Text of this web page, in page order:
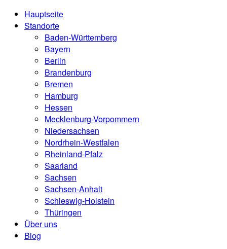
Hauptseite
Standorte
Baden-Württemberg
Bayern
Berlin
Brandenburg
Bremen
Hamburg
Hessen
Mecklenburg-Vorpommern
Niedersachsen
Nordrhein-Westfalen
Rheinland-Pfalz
Saarland
Sachsen
Sachsen-Anhalt
Schleswig-Holstein
Thüringen
Über uns
Blog